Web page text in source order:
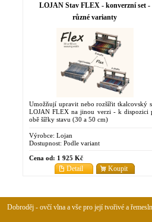
LOJAN Stav FLEX - konverzní set -
různé varianty
Umožňují upravit nebo rozšířit tkalcovský
LOJAN FLEX na jinou verzi - k dispozici
obě šířky stavu (30 a 50 cm)
Výrobce: Lojan
Dostupnost: Podle variant
Cena od: 1 925 Kč
Koupit
Detail
Dobroděj - ovčí vlna a vše pro její tvořivé a